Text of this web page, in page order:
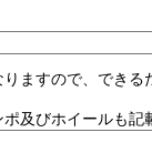
ますので、できる
及びホイールも記